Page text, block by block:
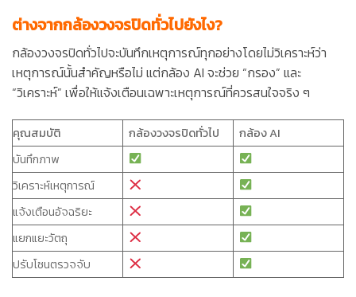
ต่างจากกล้องวงจรปิดทั่วไปยังไง?
กล้องวงจรปิดทั่วไปจะบันทึกเหตุการณ์ทุกอย่างโดยไม่วิเคราะห์ว่า
เหตุการณ์นั้นสำคัญหรือไม่ แต่กล้อง AI จะช่วย “กรอง” และ
“วิเคราะห์” เพื่อให้แจ้งเตือนเฉพาะเหตุการณ์ที่ควรสนใจจริง ๆ
คุณสมบัติ กล้องวงจรปิดทั่วไป
กล้อง AI
บันทึกภาพ
วิเคราะห์เหตุการณ์
แจ้งเตือนอัจฉริยะ
แยกแยะวัตถุ
ปรับโซนตรวจจับ